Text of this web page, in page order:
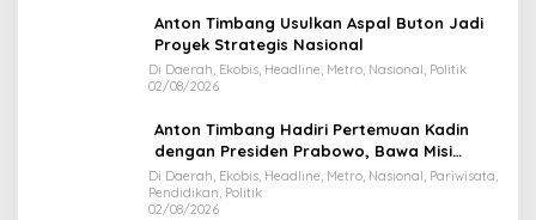
Anton Timbang Usulkan Aspal Buton Jadi
Proyek Strategis Nasional
Di Daerah, Ekobis, Headline, Metro, Nasional, Politik
02/08/2026
Anton Timbang Hadiri Pertemuan Kadin
dengan Presiden Prabowo, Bawa Misi
Majukan Ekonomi Sultra
Di Daerah, Ekobis, Headline, Metro, Nasional, Pariwisata,
Pendidikan, Politik
02/08/2026